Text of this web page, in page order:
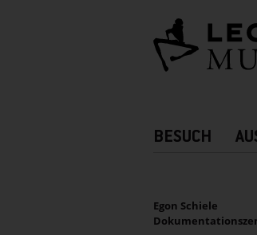
BESUCH
Sidebar
UNTERNAVIGATION
Egon Schiele